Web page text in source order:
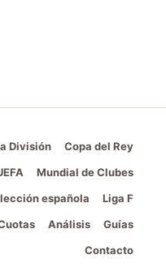
División
Copa del Rey
Mundial de Clubes
española
Liga F
Análisis
Guías
Contacto